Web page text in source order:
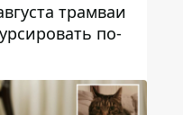
трамваи
по-